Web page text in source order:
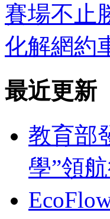
賽場不止
化解網約
最近更新
教育部
學”領